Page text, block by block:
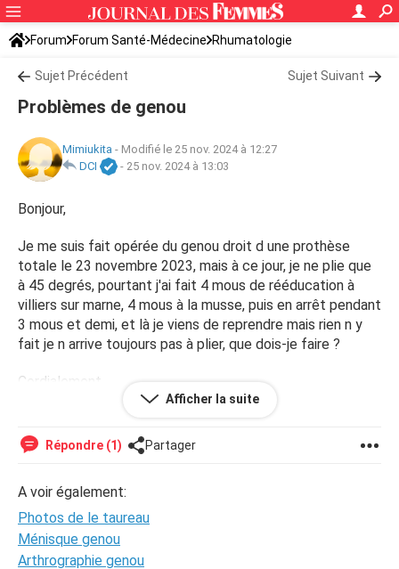
Forum Forum Santé-Médecine Rhumatologie
Sujet Précédent Sujet Suivant
Problèmes de genou
Mimiukita - Modifié le 25 nov. 2024 à 12:27
DCI
- 25 nov. 2024 à 13:03
Bonjour,
Je me suis fait opérée du genou droit d une prothèse
totale le 23 novembre 2023, mais à ce jour, je ne plie que
à 45 degrés, pourtant j'ai fait 4 mous de rééducation à
villiers sur marne, 4 mous à la musse, puis en arrêt pendant
3 mous et demi, et là je viens de reprendre mais rien n y
fait je n arrive toujours pas à plier, que dois-je faire ?
Cordialement
Afficher la suite
Répondre (1) Partager
A voir également:
Photos de le taureau
Ménisque genou
Arthrographie genou